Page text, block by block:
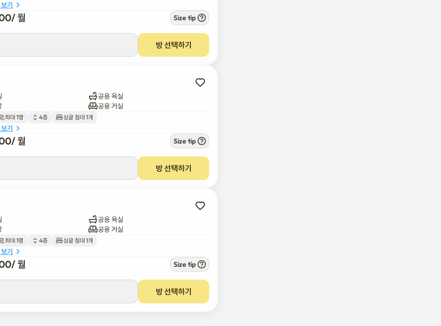
기
/ 월 Size tip
방 선택하기
공용 욕실
공용 거실
최대 1명 4층 싱글 침대 1개
기
/ 월 Size tip
방 선택하기
공용 욕실
공용 거실
최대 1명 4층 싱글 침대 1개
기
/ 월 Size tip
방 선택하기